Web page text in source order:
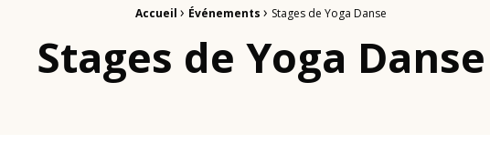
Accueil › Événements › Stages de Yoga Danse
Stages de Yoga Danse